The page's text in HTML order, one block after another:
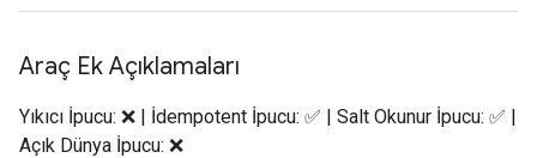
Araç Ek Açıklamaları
Yıkıcı İpucu: ❌ | İdempotent İpucu: ✅ | Salt Okunur İpucu: ✅ |
Açık Dünya İpucu: ❌